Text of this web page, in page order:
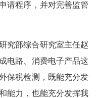
请程序，并对完善监管
究部综合研究室主任赵
电路、消费电子产品这
保税检测，既能充分发
能力，也能充分发挥我